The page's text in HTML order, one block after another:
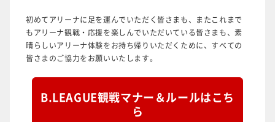
初めてアリーナに足を運んでいただく皆さまも、またこれまで
もアリーナ観戦・応援を楽しんでいただいている皆さまも、素
晴らしいアリーナ体験をお持ち帰りいただくために、すべての
皆さまのご協力をお願いいたします。
B.LEAGUE観戦マナー＆ルールはこち
ら